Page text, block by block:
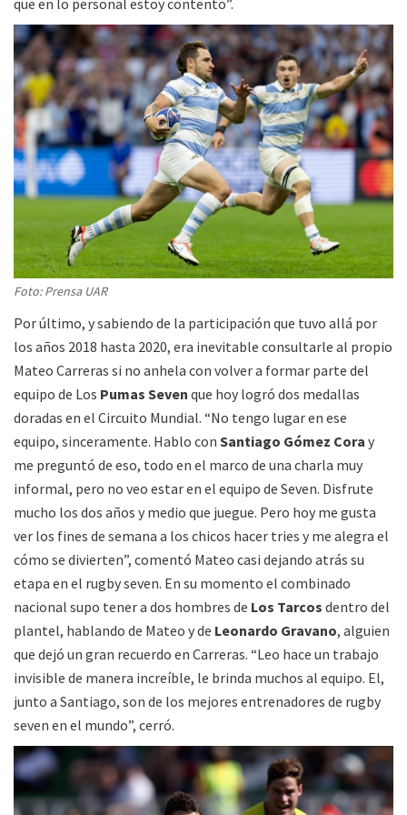
que en lo personal estoy contento”.
Foto: Prensa UAR
Por último, y sabiendo de la participación que tuvo allá por
los años 2018 hasta 2020, era inevitable consultarle al propio
Mateo Carreras si no anhela con volver a formar parte del
equipo de Los Pumas Seven que hoy logró dos medallas
doradas en el Circuito Mundial. “No tengo lugar en ese
equipo, sinceramente. Hablo con Santiago Gómez Cora y
me preguntó de eso, todo en el marco de una charla muy
informal, pero no veo estar en el equipo de Seven. Disfrute
mucho los dos años y medio que juegue. Pero hoy me gusta
ver los fines de semana a los chicos hacer tries y me alegra el
cómo se divierten”, comentó Mateo casi dejando atrás su
etapa en el rugby seven. En su momento el combinado
nacional supo tener a dos hombres de Los Tarcos dentro del
plantel, hablando de Mateo y de Leonardo Gravano, alguien
que dejó un gran recuerdo en Carreras. “Leo hace un trabajo
invisible de manera increíble, le brinda muchos al equipo. El,
junto a Santiago, son de los mejores entrenadores de rugby
seven en el mundo”, cerró.